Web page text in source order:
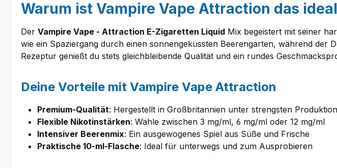
Warum ist Vampire Vape Attraction das
Der Vampire Vape - Attraction E-Zigaretten Liquid Mix begeistert mit seiner
wie ein Spaziergang durch einen sonnengeküssten Beerengarten, während
Rezeptur genießt du stets gleichbleibende Qualität und ein rundes
Deine Vorteile mit Vampire Vape Attraction
Premium-Qualität: Hergestellt in Großbritannien unter strengsten
Flexible Nikotinstärken: Wähle zwischen 3 mg/ml, 6 mg/ml oder 12 mg/ml
Intensiver Beerenmix: Ein ausgewogenes Spiel aus Süße und Frische
Praktische 10-ml-Flasche: Ideal für unterwegs und zum Ausprobieren